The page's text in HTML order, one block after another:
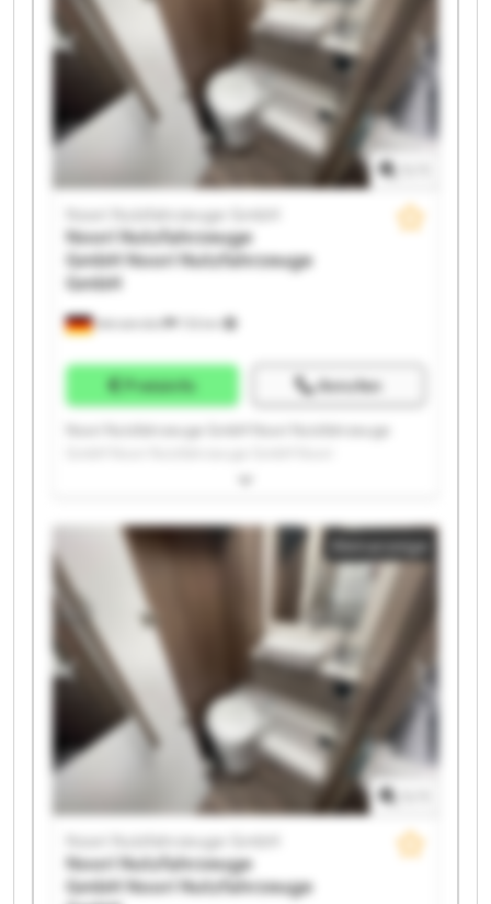
Noori Nutzfahrzeuge GmbH Noori Nutzfahrzeuge
GmbH Noori Nutzfahrzeuge GmbH Noori
Nutzfahrzeuge GmbH Noori Nutzfahrzeuge GmbH
Wenzendorf
Noori Nutzfahrzeuge GmbH
Noori Nutzfahrzeuge
GmbHNoori Nutzfahrzeuge
GmbH
Preisinfo Anrufen
Noori Nutzfahrzeuge GmbH Noori Nutzfahrzeuge
Nutzfahrzeuge GmbH Noori Nutzfahrzeuge GmbH
GmbH Noori Nutzfahrzeuge GmbH Noori
Nutzfahrzeuge GmbH Noori Nutzfahrzeuge GmbH
Noori Nutzfahrzeuge GmbH Noori Nutzfahrzeuge
GmbH Noori Nutzfahrzeuge GmbH Noori
Nutzfahrzeuge GmbH Noori Nutzfahrzeuge GmbH
Noori Nutzfahrzeuge GmbH Noori Nutzfahrzeuge
GmbH Noori Nutzfahrzeuge GmbH Noori
Nutzfahrzeuge GmbH Noori Nutzfahrzeuge GmbH
Kleinanzeige
Noori Nutzfahrzeuge GmbH
Noori Nutzfahrzeuge
GmbHNoori Nutzfahrzeuge